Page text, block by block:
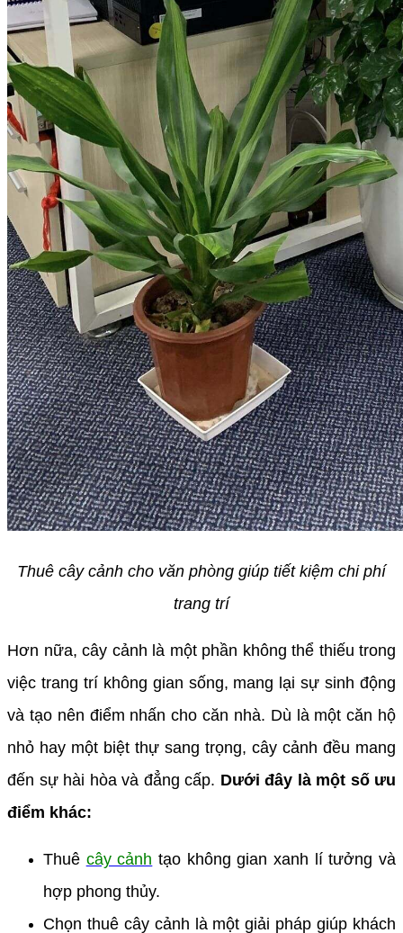
Thuê cây cảnh cho văn phòng giúp tiết kiệm chi phí
trang trí
Hơn nữa, cây cảnh là một phần không thể thiếu trong
việc trang trí không gian sống, mang lại sự sinh động
và tạo nên điểm nhấn cho căn nhà. Dù là một căn hộ
nhỏ hay một biệt thự sang trọng, cây cảnh đều mang
đến sự hài hòa và đẳng cấp. Dưới đây là một số ưu
điểm khác:
Thuê cây cảnh tạo không gian xanh lí tưởng và
hợp phong thủy.
Chọn thuê cây cảnh là một giải pháp giúp khách